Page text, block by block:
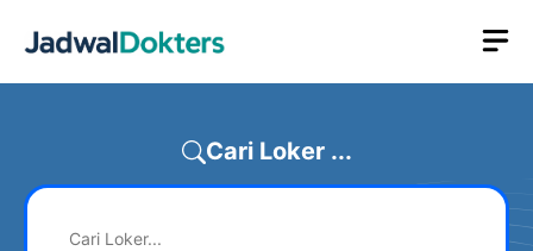
Cari Loker ...